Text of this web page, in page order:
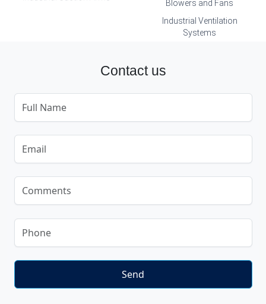
Blowers and Fans
Industrial Ventilation
Systems
Contact us